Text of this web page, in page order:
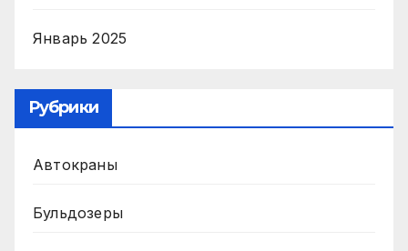
Январь 2025
Рубрики
Автокраны
Бульдозеры